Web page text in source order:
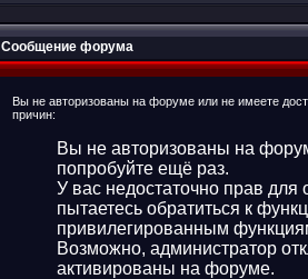
Сообщение форума
Вы не авторизованы на форуме или не имеете
причин:
Вы не авторизованы на
попробуйте ещё раз.
У вас недостаточно прав
пытаетесь обратиться к
привилегированным
Возможно, администратор
активированы на форуме.